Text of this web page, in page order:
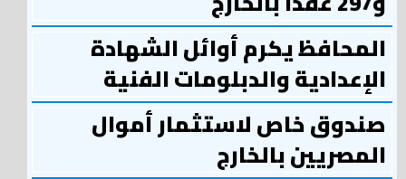
المحافظ يكرم أوائل الشهادة
الإعدادية والدبلومات الفنية
صندوق خاص لاستثمار أموال
المصريين بالخارج